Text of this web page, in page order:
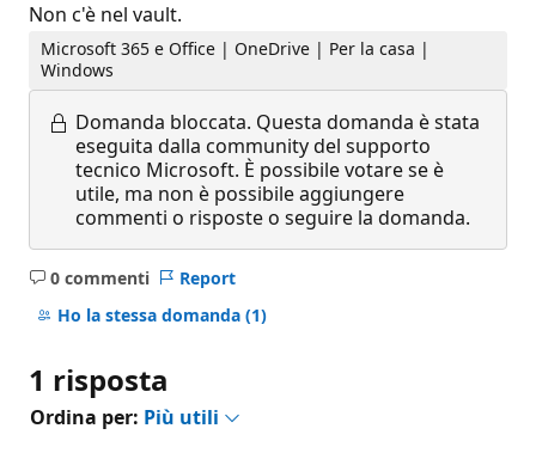
Non c'è nel vault.
Microsoft 365 e Office | OneDrive | Per la casa |
Windows
Domanda bloccata. Questa domanda è stata
eseguita dalla community del supporto
tecnico Microsoft. È possibile votare se è
utile, ma non è possibile aggiungere
commenti o risposte o seguire la domanda.
0 commenti
Nessun
commento
Report
Ho la stessa domanda (1)
1 risposta
Ordina per: Più utili